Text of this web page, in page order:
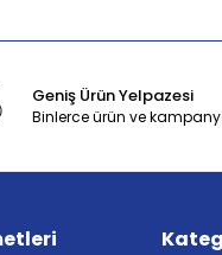
Geniş Ürün Yelpazesi
Binlerce ürün ve